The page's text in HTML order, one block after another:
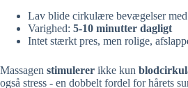
Lav blide cirkulære bevægelser
Varighed: 5-10 minutter dagligt
Intet stærkt pres, men rolige,
Massagen stimulerer ikke kun
også stress - en dobbelt fordel for hårets